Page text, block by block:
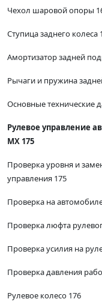
Чехол шаровой опоры
Ступица заднего колеса
Амортизатор задней
Рычаги и пружина
Основные технические
Рулевое управление
MX 175
Проверка уровня и
управления 175
Проверка на
Проверка люфта
Проверка усилия на
Проверка давления
Рулевое колесо 176